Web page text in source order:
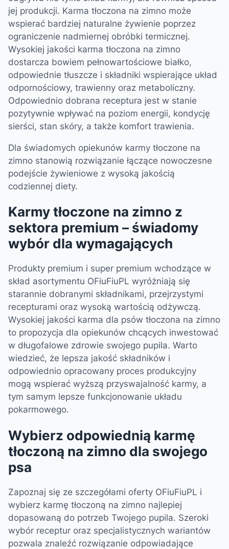
jej produkcji. Karma tłoczona na zimno może
wspierać bardziej naturalne żywienie poprzez
ograniczenie nadmiernej obróbki termicznej.
Wysokiej jakości karma tłoczona na zimno
dostarcza bowiem pełnowartościowe białko,
odpowiednie tłuszcze i składniki wspierające układ
odpornościowy, trawienny oraz metaboliczny.
Odpowiednio dobrana receptura jest w stanie
pozytywnie wpływać na poziom energii, kondycję
sierści, stan skóry, a także komfort trawienia.
Dla świadomych opiekunów karmy tłoczone na
zimno stanowią rozwiązanie łączące nowoczesne
podejście żywieniowe z wysoką jakością
codziennej diety.
Karmy tłoczone na zimno z
sektora premium – świadomy
wybór dla wymagających
Produkty premium i super premium wchodzące w
skład asortymentu OFiuFiuPL wyróżniają się
starannie dobranymi składnikami, przejrzystymi
recepturami oraz wysoką wartością odżywczą.
Wysokiej jakości karma dla psów tłoczona na zimno
to propozycja dla opiekunów chcących inwestować
w długofalowe zdrowie swojego pupila. Warto
wiedzieć, że lepsza jakość składników i
odpowiednio opracowany proces produkcyjny
mogą wspierać wyższą przyswajalność karmy, a
tym samym lepsze funkcjonowanie układu
pokarmowego.
Wybierz odpowiednią karmę
tłoczoną na zimno dla swojego
psa
Zapoznaj się ze szczegółami oferty OFiuFiuPL i
wybierz karmę tłoczoną na zimno najlepiej
dopasowaną do potrzeb Twojego pupila. Szeroki
wybór receptur oraz specjalistycznych wariantów
pozwala znaleźć rozwiązanie odpowiadające